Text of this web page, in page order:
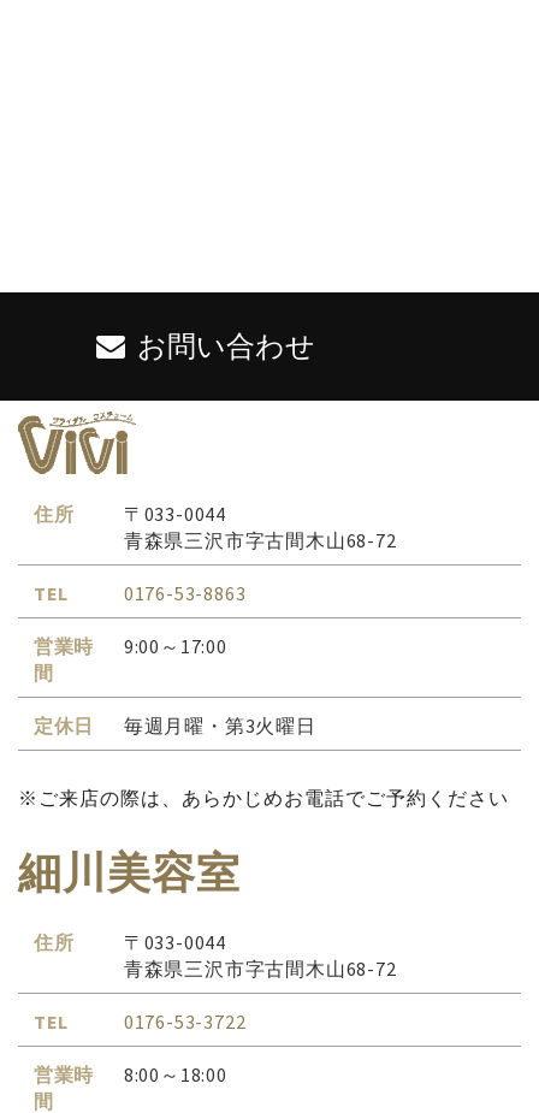
お問い合わせ
住所
〒033-0044
青森県三沢市字古間木山68-72
TEL 0176-53-8863
営業時
間
9:00～17:00
定休日 毎週月曜・第3火曜日
※ご来店の際は、あらかじめお電話でご予約ください
細川美容室
住所
〒033-0044
青森県三沢市字古間木山68-72
TEL 0176-53-3722
営業時
間
8:00～18:00